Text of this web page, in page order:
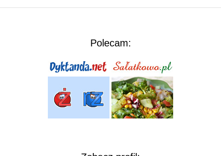
Polecam: